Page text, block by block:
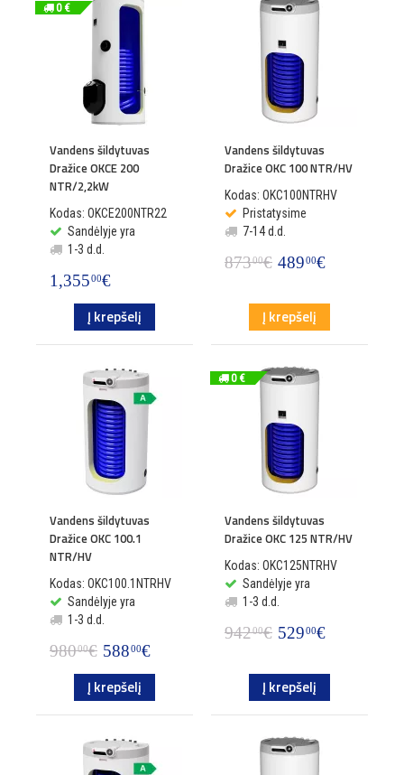
0 €
Vandens šildytuvas
Dražice OKCE 200
NTR/2,2kW
Kodas: OKCE200NTR22
Sandėlyje yra
1-3 d.d.
1,35500€
Į krepšelį
Vandens šildytuvas
Dražice OKC 100 NTR/HV
Kodas: OKC100NTRHV
Pristatysime
7-14 d.d.
87300€ 48900€
Į krepšelį
Vandens šildytuvas
Dražice OKC 100.1
NTR/HV
Kodas: OKC100.1NTRHV
Sandėlyje yra
1-3 d.d.
98000€ 58800€
Į krepšelį
0 €
Vandens šildytuvas
Dražice OKC 125 NTR/HV
Kodas: OKC125NTRHV
Sandėlyje yra
1-3 d.d.
94200€ 52900€
Į krepšelį